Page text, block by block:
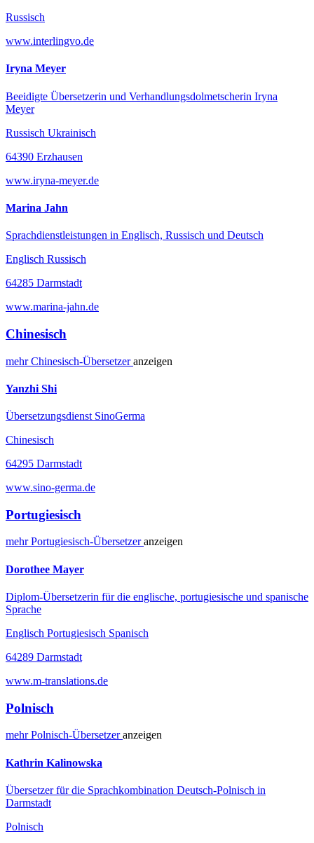
Russisch
www.interlingvo.de
Iryna Meyer
Beeidigte Übersetzerin und Verhandlungsdolmetscherin Iryna
Meyer
Russisch Ukrainisch
64390 Erzhausen
www.iryna-meyer.de
Marina Jahn
Sprachdienstleistungen in Englisch, Russisch und Deutsch
Englisch Russisch
64285 Darmstadt
www.marina-jahn.de
Chinesisch
mehrChinesisch-Übersetzeranzeigen
Yanzhi Shi
Übersetzungsdienst SinoGerma
Chinesisch
64295 Darmstadt
www.sino-germa.de
Portugiesisch
mehrPortugiesisch-Übersetzeranzeigen
Dorothee Mayer
Diplom-Übersetzerin für die englische, portugiesische und spanische
Sprache
Englisch Portugiesisch Spanisch
64289 Darmstadt
www.m-translations.de
Polnisch
mehrPolnisch-Übersetzeranzeigen
Kathrin Kalinowska
Übersetzer für die Sprachkombination Deutsch-Polnisch in
Darmstadt
Polnisch